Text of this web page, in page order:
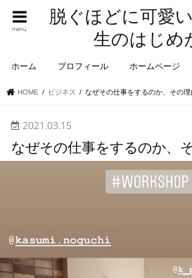
脱ぐほどに可愛
生のはじめ
menu
ホーム プロフィール ホームページ
HOME ビジネス なぜその仕事をするのか、その理
2021.03.15
なぜその仕事をするのか、